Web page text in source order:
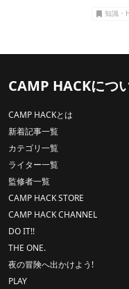
知識・
CAMP HACKにつ
CAMP HACKとは
新着記事一覧
カテゴリ一覧
ライター一覧
監修者一覧
CAMP HACK STORE
CAMP HACK CHANNEL
DO IT!!
THE ONE.
夜の冒険へ出かけよう!
PLAY